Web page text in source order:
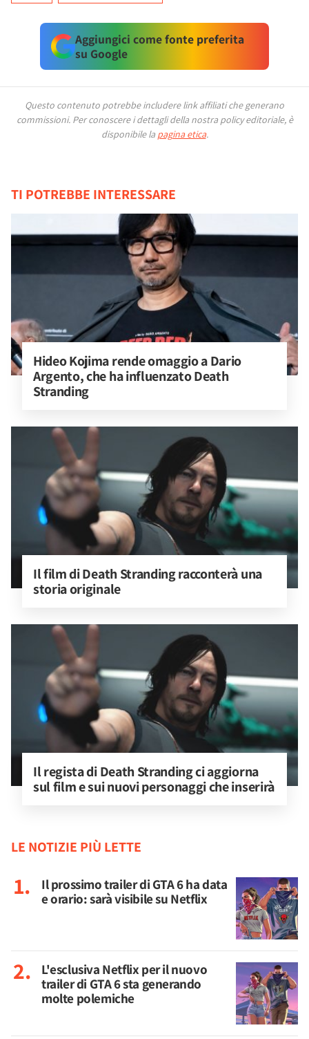
Aggiungici come fonte preferita
su Google
Questo contenuto potrebbe includere link affiliati che generano
commissioni. Per conoscere i dettagli della nostra policy editoriale, è
disponibile la pagina etica.
TI POTREBBE INTERESSARE
Hideo Kojima rende omaggio a Dario
Argento, che ha influenzato Death
Stranding
Il film di Death Stranding racconterà una
storia originale
Il regista di Death Stranding ci aggiorna
sul film e sui nuovi personaggi che inserirà
LE NOTIZIE PIÙ LETTE
Il prossimo trailer di GTA 6 ha data
e orario: sarà visibile su Netflix
L'esclusiva Netflix per il nuovo
trailer di GTA 6 sta generando
molte polemiche